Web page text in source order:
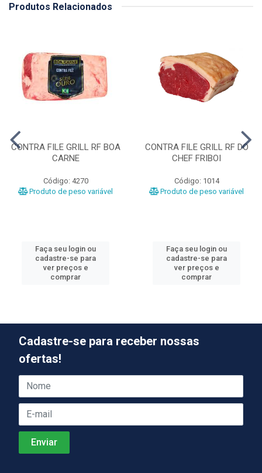
Produtos Relacionados
CONTRA FILE GRILL RF BOA
CARNE
Código: 4270
Produto de peso variável
Faça seu login ou
cadastre-se para
ver preços e
comprar
CONTRA FILE GRILL RF DO
CHEF FRIBOI
Código: 1014
Produto de peso variável
Faça seu login ou
cadastre-se para
ver preços e
comprar
Cadastre-se para receber nossas
ofertas!